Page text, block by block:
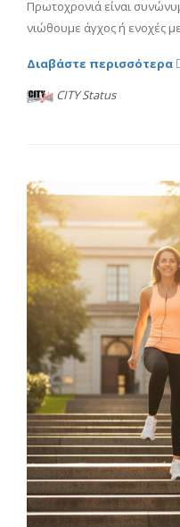
Πρωτοχρονιά είναι
νιώθουμε άγχος ή ενοχές με
Διαβάστε περισσότερα
CITY Status